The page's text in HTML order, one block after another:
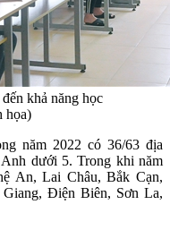
khả năng học
họa)
năm 2022 có 36/63 địa
dưới 5. Trong khi năm
An, Lai Châu, Bắk Cạn,
Điện Biên, Sơn La,